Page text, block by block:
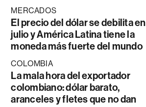
MERCADOS
El precio del dólar se debilita en
julio y América Latina tiene la
moneda más fuerte del mundo
COLOMBIA
La mala hora del exportador
colombiano: dólar barato,
aranceles y fletes que no dan